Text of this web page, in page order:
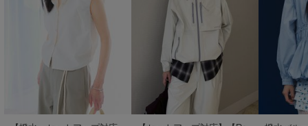
LILY BROWN Lingerie
リリーブラウンランジェリー
LITTLE UNION TOKYO
リトルユニオン トウキョウ